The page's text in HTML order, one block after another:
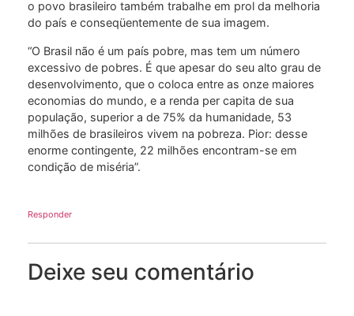
o povo brasileiro também trabalhe em prol da melhoria
do país e conseqüentemente de sua imagem.
“O Brasil não é um país pobre, mas tem um número
excessivo de pobres. É que apesar do seu alto grau de
desenvolvimento, que o coloca entre as onze maiores
economias do mundo, e a renda per capita de sua
população, superior a de 75% da humanidade, 53
milhões de brasileiros vivem na pobreza. Pior: desse
enorme contingente, 22 milhões encontram-se em
condição de miséria”.
Responder
Deixe seu comentário